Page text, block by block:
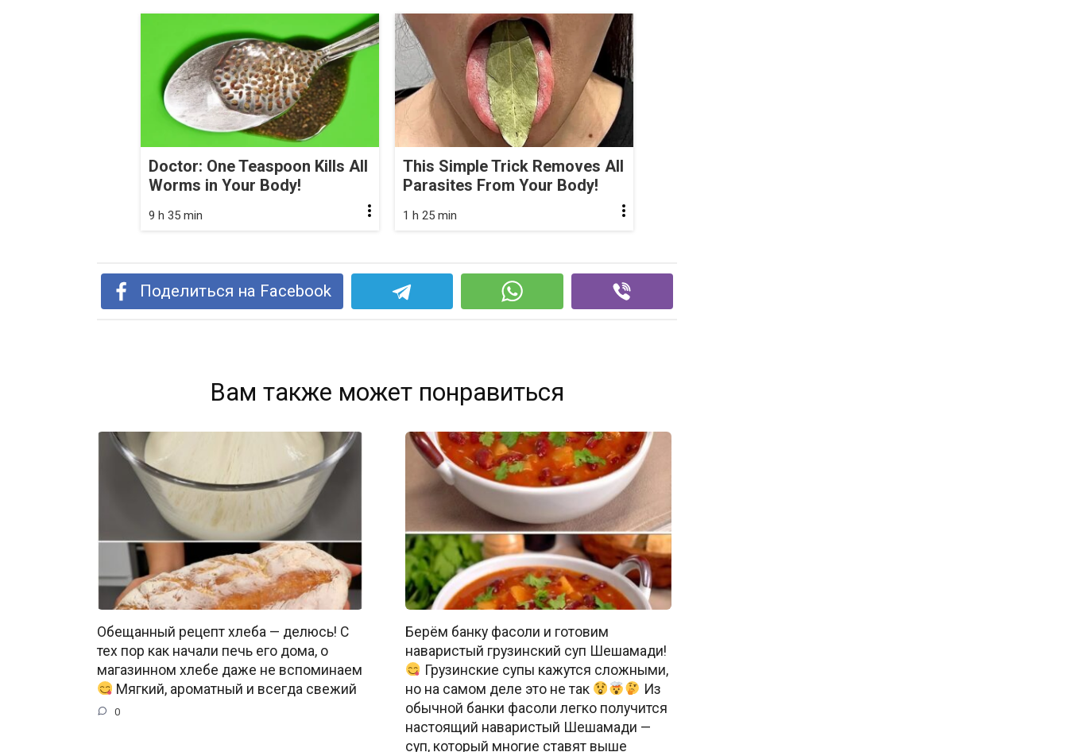
Doctor: One Teaspoon Kills All
Worms in Your Body!
9 h 35 min
This Simple Trick Removes All
Parasites From Your Body!
1 h 25 min
Поделиться на Facebook
Вам также может понравиться
Обещанный рецепт хлеба — делюсь! С
тех пор как начали печь его дома, о
магазинном хлебе даже не вспоминаем
Мягкий, ароматный и всегда свежий
0
Берём банку фасоли и готовим
наваристый грузинский суп Шешамади!
Грузинские супы кажутся сложными,
но на самом деле это не так
Из
обычной банки фасоли легко получится
настоящий наваристый Шешамади —
суп, который многие ставят выше